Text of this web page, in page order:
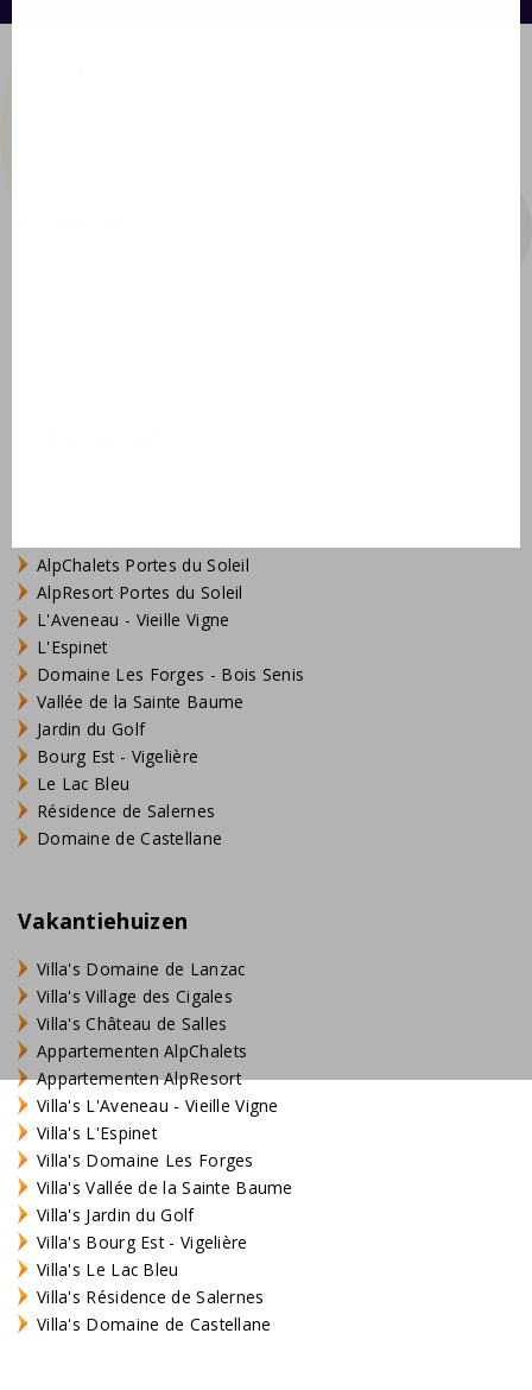
AlpChalets Portes du Soleil
AlpResort Portes du Soleil
L'Aveneau - Vieille Vigne
L'Espinet
Domaine Les Forges - Bois Senis
Vallée de la Sainte Baume
Jardin du Golf
Bourg Est - Vigelière
Le Lac Bleu
Résidence de Salernes
Domaine de Castellane
Vakantiehuizen
Villa's Domaine de Lanzac
Villa's Village des Cigales
Villa's Château de Salles
Appartementen AlpChalets
Appartementen AlpResort
Villa's L'Aveneau - Vieille Vigne
Villa's L'Espinet
Villa's Domaine Les Forges
Villa's Vallée de la Sainte Baume
Villa's Jardin du Golf
Villa's Bourg Est - Vigelière
Villa's Le Lac Bleu
Villa's Résidence de Salernes
Villa's Domaine de Castellane